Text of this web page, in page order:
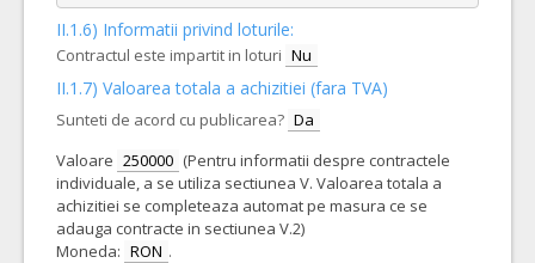
II.1.6) Informatii privind loturile:
Contractul este impartit in loturi Nu
II.1.7) Valoarea totala a achizitiei (fara TVA)
Sunteti de acord cu publicarea? Da
Valoare 250000 (Pentru informatii despre contractele
individuale, a se utiliza sectiunea V. Valoarea totala a
achizitiei se completeaza automat pe masura ce se
adauga contracte in sectiunea V.2)
Moneda: RON .